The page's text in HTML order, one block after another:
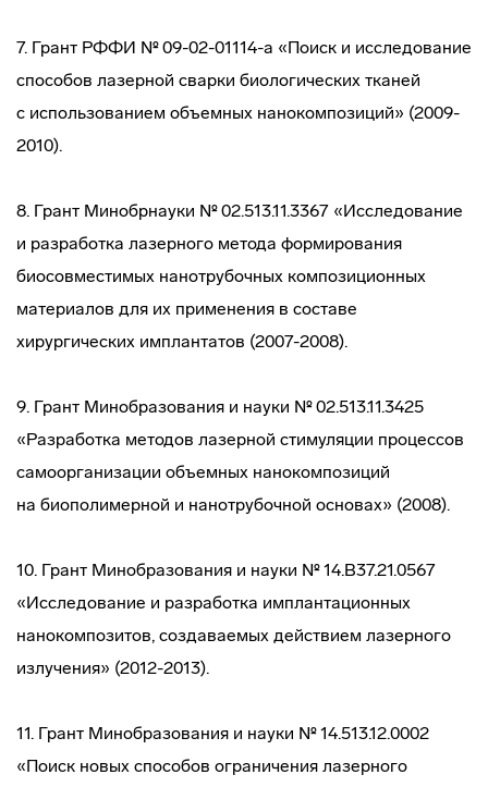
7. Грант РФФИ № 09-02-01114-а «Поиск и исследование
способов лазерной сварки биологических тканей
с использованием объемных нанокомпозиций» (2009-
2010).
8. Грант Минобрнауки № 02.513.11.3367 «Исследование
и разработка лазерного метода формирования
биосовместимых нанотрубочных композиционных
материалов для их применения в составе
хирургических имплантатов (2007-2008).
9. Грант Минобразования и науки № 02.513.11.3425
«Разработка методов лазерной стимуляции процессов
самоорганизации объемных нанокомпозиций
на биополимерной и нанотрубочной основах» (2008).
10. Грант Минобразования и науки № 14.В37.21.0567
«Исследование и разработка имплантационных
нанокомпозитов, создаваемых действием лазерного
излучения» (2012-2013).
11. Грант Минобразования и науки № 14.513.12.0002
«Поиск новых способов ограничения лазерного